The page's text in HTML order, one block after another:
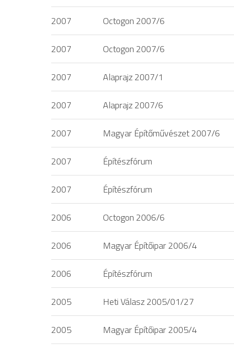
2007 Octogon 2007/6
2007 Octogon 2007/6
2007 Alaprajz 2007/1
2007 Alaprajz 2007/6
2007 Magyar Építőművészet 2007/6
2007 Építészfórum
2007 Építészfórum
2006 Octogon 2006/6
2006 Magyar Építőipar 2006/4
2006 Építészfórum
2005 Heti Válasz 2005/01/27
2005 Magyar Építőipar 2005/4